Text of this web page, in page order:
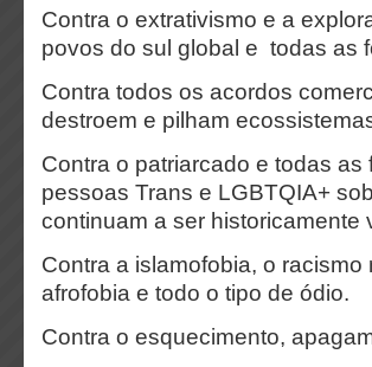
Contra o extrativismo e a
povos do sul global e todas as
Contra todos os acordos
destroem e pilham
Contra o patriarcado e todas
pessoas Trans e LGBTQIA+
continuam a ser
Contra a islamofobia, o
afrofobia e todo o tipo de ódio.
Contra o esquecimento,